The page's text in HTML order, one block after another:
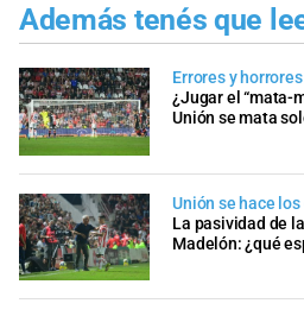
Además tenés que
Errores y
¿Jugar el “mata-
Unión se mata
Unión se hace
La pasividad de
Madelón: ¿qué